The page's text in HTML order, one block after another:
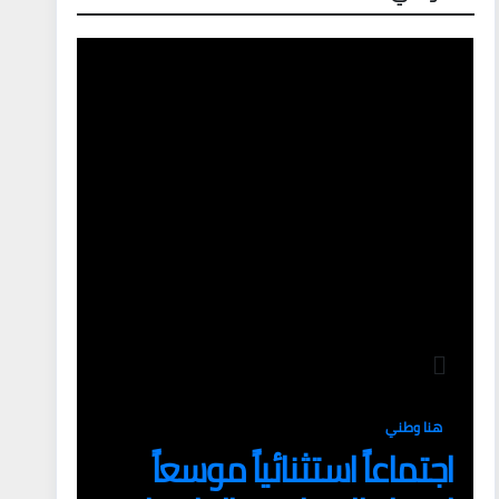
هنا وطني
اجتماعاً استثنائياً موسعاً